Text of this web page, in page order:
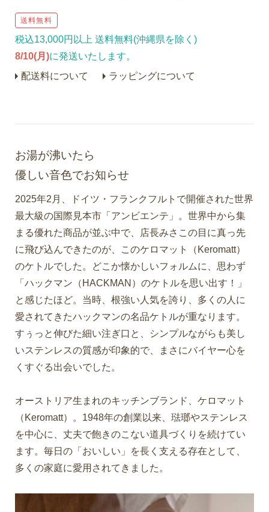
送料無料
税込13,000円以上 送料無料(沖縄県を除く)
8/10(月)に発送いたします。
配送料について
ラッピングについて
お湯が沸いたら
優しい音色でお知らせ
2025年2月、ドイツ・フランクフルトで開催された世界
最大級の国際見本市「アンビエンテ」。世界中から集
まる優れた商品が並ぶ中で、店長みさこの目に真っ先
に飛び込んできたのが、このケロマット（Keromatt）
のケトルでした。どこか懐かしいフォルムに、思わず
「ハックマン（HACKMAN）のケトルを思い出す！」
と感じたほど。当時、根強い人気を誇り、多くの人に
愛されてきたハックマンの名品ケトルが重なります。
すぅっと伸びた細い注ぎ口と、シンプルながらも美し
いステンレスの質感が印象的で、まさにバイヤー心を
くすぐる出会いでした。
オーストリア生まれのキッチンブランド、ケロマット
（Keromatt）。1948年の創業以来、琺瑯やステンレス
を中心に、丈夫で飽きのこない道具づくりを続けてい
ます。毎日の「おいしい」を長く支える存在として、
多くの家庭に愛用されてきました。